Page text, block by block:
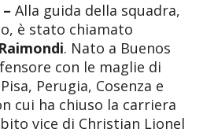
Alla guida della squadra,
è stato chiamato
. Nato a Buenos
con le maglie di
Perugia, Cosenza e
cui ha chiuso la carriera
vice di Christian Lionel